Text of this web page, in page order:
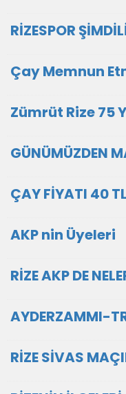
RİZESPOR
Çay Memnun
Zümrüt Rize 75
GÜNÜMÜZDEN
ÇAY FİYATI 40
AKP nin Üyeleri
RİZE AKP DE
AYDERZAMMI-
RİZE SİVAS